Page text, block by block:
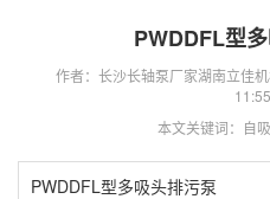
PWDDFL型
作者：长沙长轴泵厂家湖南立佳
本文关键词：自
PWDDFL型多吸头排污泵